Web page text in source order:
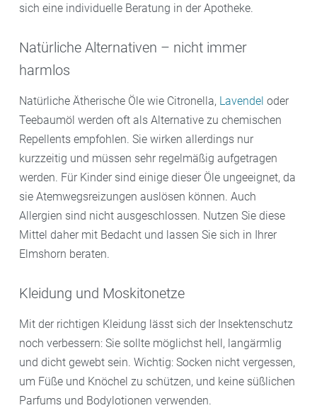
sich eine individuelle Beratung in der Apotheke.
Natürliche Alternativen – nicht immer
harmlos
Natürliche Ätherische Öle wie Citronella, Lavendel oder
Teebaumöl werden oft als Alternative zu chemischen
Repellents empfohlen. Sie wirken allerdings nur
kurzzeitig und müssen sehr regelmäßig aufgetragen
werden. Für Kinder sind einige dieser Öle ungeeignet, da
sie Atemwegsreizungen auslösen können. Auch
Allergien sind nicht ausgeschlossen. Nutzen Sie diese
Mittel daher mit Bedacht und lassen Sie sich in Ihrer
Elmshorn beraten.
Kleidung und Moskitonetze
Mit der richtigen Kleidung lässt sich der Insektenschutz
noch verbessern: Sie sollte möglichst hell, langärmlig
und dicht gewebt sein. Wichtig: Socken nicht vergessen,
um Füße und Knöchel zu schützen, und keine süßlichen
Parfums und Bodylotionen verwenden.